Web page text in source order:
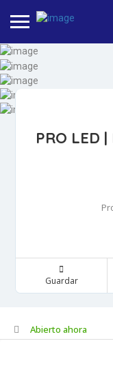
PRO LED
Guardar
Abierto ahora